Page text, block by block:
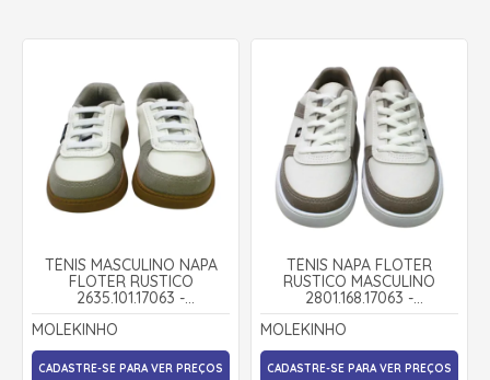
TÊNIS MASCULINO NAPA
FLOTER RUSTICO
2635.101.17063 -
MOLEKINHO
MOLEKINHO
CADASTRE-SE PARA VER PREÇOS
TÊNIS NAPA FLOTER
RUSTICO MASCULINO
2801.168.17063 -
MOLEKINHO
MOLEKINHO
CADASTRE-SE PARA VER PREÇOS